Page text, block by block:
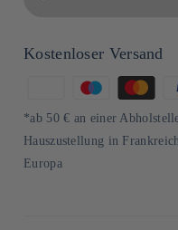
Kostenloser Versand
Zahlungsmethoden
*ab 50 € an einer
Hauszustellung in
Europa